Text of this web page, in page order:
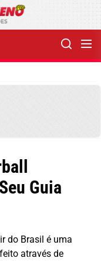
Guia
do Brasil é uma
através de